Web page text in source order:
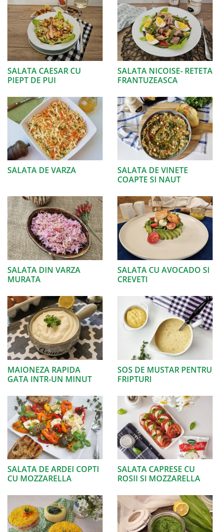
SALATA CAESAR CU
PIEPT DE PUI
SALATA NICOISE- RETETA
FRANTUZEASCA
SALATA DE VARZA
SALATA DE VINETE
COAPTE SI NAUT
SALATA DIN VARZA
MURATA
SALATA CU AVOCADO SI
CREVETI
MAIONEZA RAPIDA
GATA INTR-UN MINUT
SOS DE MUSTAR PENTRU
FRIPTURI
SALATA DE ARDEI COPTI
CU MOZZARELLA
SALATA CAPRESE CU
ROSII SI MOZZARELLA